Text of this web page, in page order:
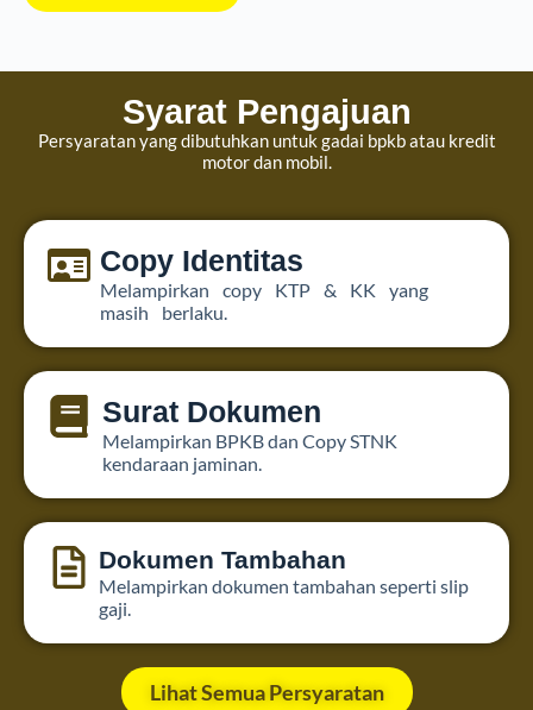
Syarat Pengajuan
Persyaratan yang dibutuhkan untuk gadai bpkb atau kredit
motor dan mobil.
Copy Identitas
Melampirkan copy KTP & KK yang
masih berlaku.
Surat Dokumen
Melampirkan BPKB dan Copy STNK
kendaraan jaminan.
Dokumen Tambahan
Melampirkan dokumen tambahan seperti slip
gaji.
Lihat Semua Persyaratan